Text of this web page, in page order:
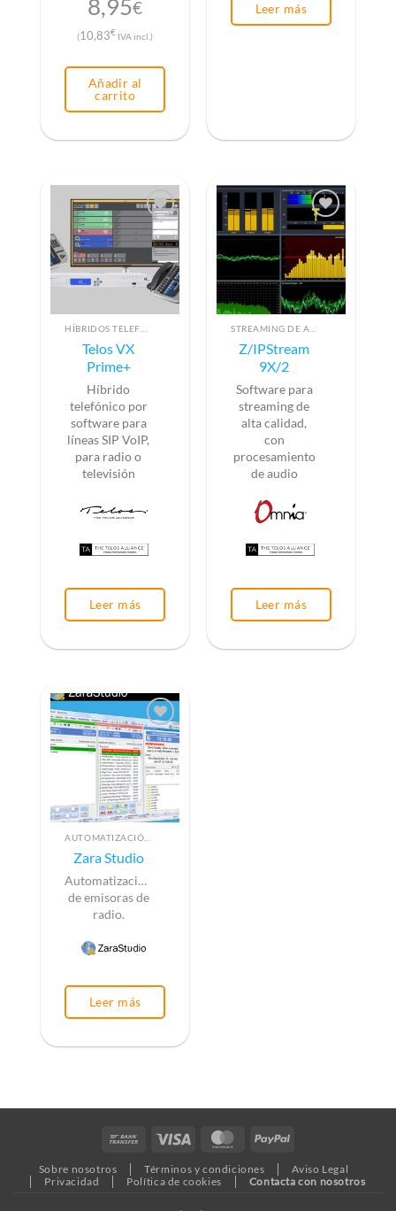
8,95€
(10,83€ IVA incl.)
Añadir al
carrito
Leer más
Telos VX
Prime+
Híbrido
telefónico por
software para
líneas SIP VoIP,
para radio o
televisión
Leer más
Z/IPStream
9X/2
Software para
streaming de
alta calidad,
con
procesamiento
de audio
Leer más
Zara Studio
Automatización
de emisoras de
radio.
Leer más
Bank
Visa MasterCardPayPal
Sobre nosotros Términos y condiciones
Aviso Legal
Privacidad
Política de cookies Contacta con nosotros